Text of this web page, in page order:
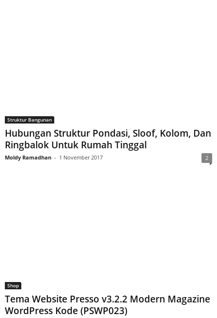
Struktur Bangunan
Hubungan Struktur Pondasi, Sloof, Kolom, Dan
Ringbalok Untuk Rumah Tinggal
Moldy Ramadhan - 1 November 2017 2
Shop
Tema Website Presso v3.2.2 Modern Magazine
WordPress Kode (PSWP023)